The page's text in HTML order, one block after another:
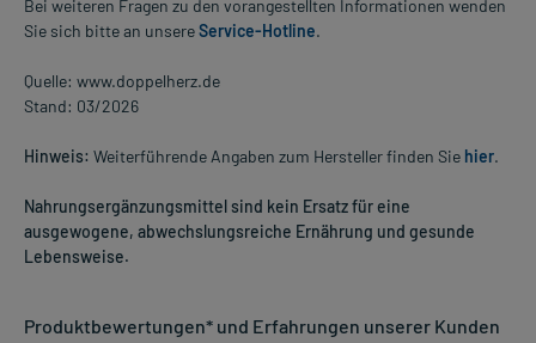
Bei weiteren Fragen zu den vorangestellten Informationen wenden
Sie sich bitte an unsereService-Hotline.
Quelle: www.doppelherz.de
Stand: 03/2026
Hinweis: Weiterführende Angaben zum Hersteller finden Sie hier.
Nahrungsergänzungsmittel sind kein Ersatz für eine
ausgewogene, abwechslungsreiche Ernährung und gesunde
Lebensweise.
Produktbewertungen* und Erfahrungen unserer Kunden